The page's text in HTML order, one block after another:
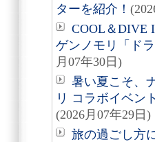
ターを紹介！
COOL＆DIVE
ゲンノモリ「ド
月07年30日)
暑い夏こそ、
リ コラボイベン
(2026月07年29日)
旅の過ごし方